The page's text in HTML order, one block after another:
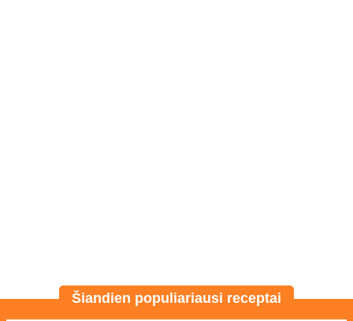
Šiandien populiariausi receptai